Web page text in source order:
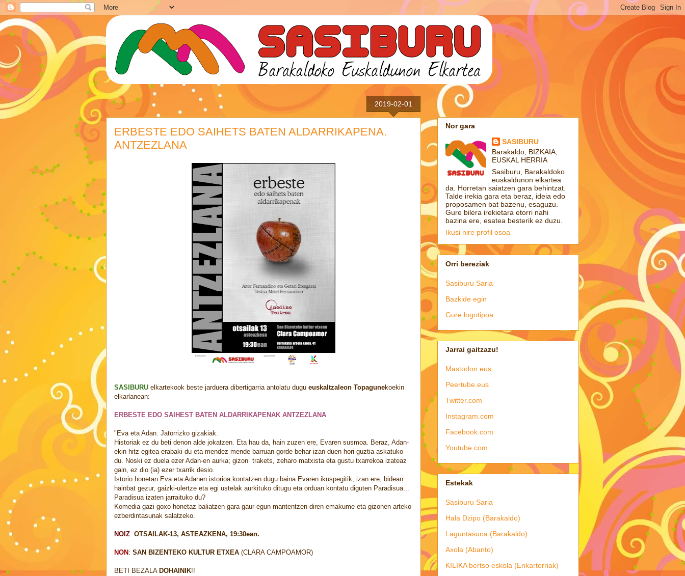
2019-02-01
ERBESTE EDO SAIHETS BATEN ALDARRIKAPENA.
ANTZEZLANA
SASIBURU elkartekook beste jarduera dibertigarria antolatu dugu euskaltzaleon Topagunekoekin
elkarlanean:
ERBESTE EDO SAIHEST BATEN ALDARRIKAPENAK ANTZEZLANA
"Eva eta Adan. Jatorrizko gizakiak.
Historiak ez du beti denon alde jokatzen. Eta hau da, hain zuzen ere, Evaren susmoa. Beraz, Adan-
ekin hitz egitea erabaki du eta mendez mende barruan gorde behar izan duen hori guztia askatuko
du. Noski ez duela ezer Adan-en aurka; gizon trakets, zeharo matxista eta gustu txarrekoa izateaz
gain, ez dio (ia) ezer txarrik desio.
Istorio honetan Eva eta Adanen istorioa kontatzen dugu baina Evaren ikuspegitik, izan ere, bidean
hainbat gezur, gaizki-ulertze eta egi ustelak aurkituko ditugu eta orduan kontatu diguten Paradisua...
Paradisua izaten jarraituko du?
Komedia gazi-goxo honetaz baliatzen gara gaur egun mantentzen diren emakume eta gizonen arteko
ezberdintasunak salatzeko.
NOIZ: OTSAILAK-13, ASTEAZKENA, 19:30ean.
NON : SAN BIZENTEKO KULTUR ETXEA (CLARA CAMPOAMOR)
BETI BEZALA DOHAINIK!!
Nor gara
SASIBURU
Barakaldo, BIZKAIA,
EUSKAL HERRIA
Sasiburu, Barakaldoko
euskaldunon elkartea
da. Horretan saiatzen gara behintzat.
Talde irekia gara eta beraz, ideia edo
proposamen bat bazenu, esaguzu.
Gure bilera irekietara etorri nahi
bazina ere, esatea besterik ez duzu.
Ikusi nire profil osoa
Orri bereziak
Sasiburu Saria
Bazkide egin
Gure logotipoa
Jarrai gaitzazu!
Mastodon.eus
Peertube.eus
Twitter.com
Instagram.com
Facebook.com
Youtube.com
Estekak
Sasiburu Saria
Hala Dzipo (Barakaldo)
Laguntasuna (Barakaldo)
Axola (Abanto)
KILIKA bertso eskola (Enkarterriak)